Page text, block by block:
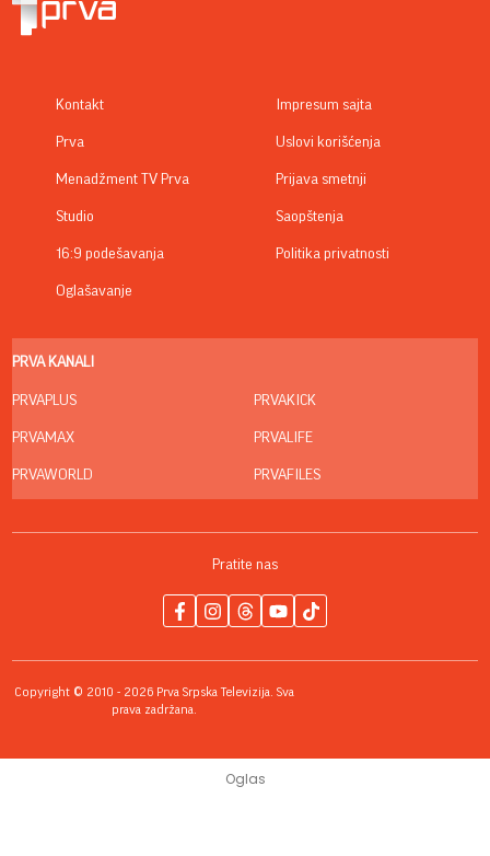
Kontakt
Prva
Menadžment TV Prva
Studio
16:9 podešavanja
Oglašavanje
Impresum sajta
Uslovi korišćenja
Prijava smetnji
Saopštenja
Politika privatnosti
PRVA KANALI
PRVAPLUS
PRVAMAX
PRVAWORLD
PRVAKICK
PRVALIFE
PRVAFILES
Pratite nas
Copyright © 2010 - 2026 Prva Srpska Televizija. Sva
prava zadržana.